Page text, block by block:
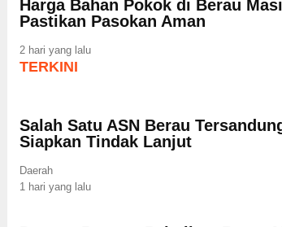
Harga Bahan Pokok di Berau
Pastikan Pasokan Aman
2 hari yang lalu
TERKINI
Salah Satu ASN Berau
Siapkan Tindak Lanjut
Daerah
1 hari yang lalu